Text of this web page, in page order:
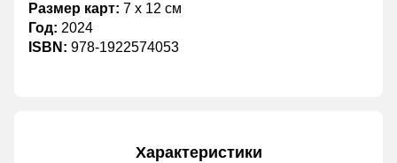
Размер карт: 7 x 12 см
Год: 2024
ISBN: 978-1922574053
Характеристики